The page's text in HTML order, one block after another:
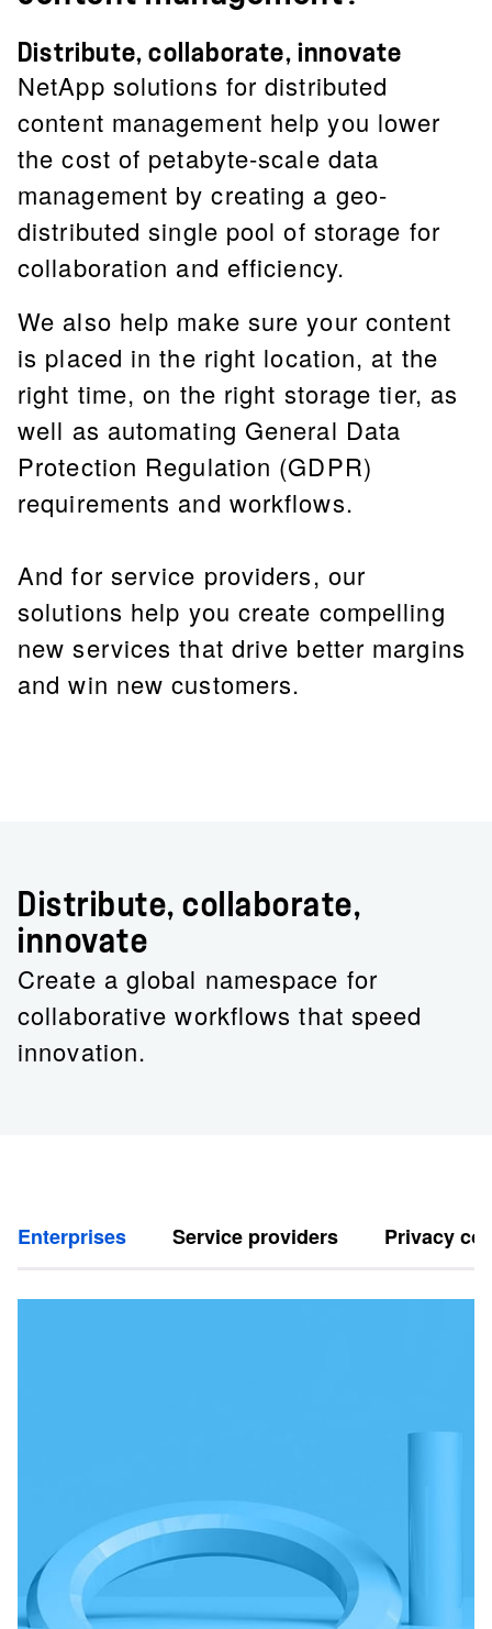
Distribute, collaborate, innovate
NetApp solutions for distributed
content management help you lower
the cost of petabyte-scale data
management by creating a geo-
distributed single pool of storage for
collaboration and efficiency.
We also help make sure your content
is placed in the right location, at the
right time, on the right storage tier, as
well as automating General Data
Protection Regulation (GDPR)
requirements and workflows.
And for service providers, our
solutions help you create compelling
new services that drive better margins
and win new customers.
Distribute, collaborate,
innovate
Create a global namespace for
collaborative workflows that speed
innovation.
Enterprises Service providers Privacy